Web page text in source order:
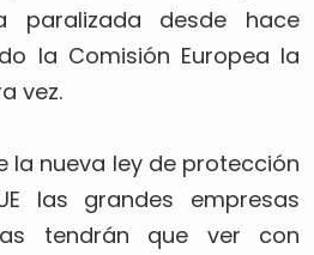
paralizada desde hace
la Comisión Europea la
vez.
la nueva ley de protección
las grandes empresas
tendrán que ver con